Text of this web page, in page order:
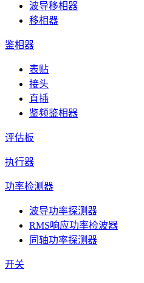
波导移相器
移相器
鉴相器
表贴
接头
直插
鉴频鉴相器
评估板
执行器
功率检测器
波导功率探测器
RMS响应功率检波器
同轴功率探测器
开关